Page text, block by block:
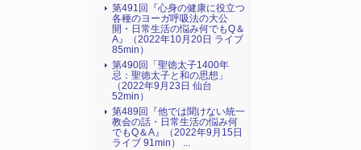
第491回『心身の健康に役立つ
各種のヨーガ呼吸法の大公
開・日常生活の悩み何でもQ＆
A』（2022年10月20日 ライブ
85min）
第490回「聖徳太子1400年
忌：聖徳太子と和の思想」
（2022年9月23日 仙台
52min）
第489回『他では聞けない統一
教会の話・日常生活の悩み何
でもQ＆A』（2022年9月15日
ライブ 91min） ...